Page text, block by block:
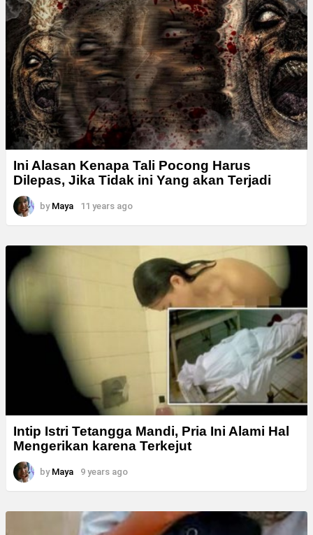
Ini Alasan Kenapa Tali Pocong Harus
Dilepas, Jika Tidak ini Yang akan Terjadi
by Maya 11 years ago
Intip Istri Tetangga Mandi, Pria Ini Alami Hal
Mengerikan karena Terkejut
by Maya 9 years ago